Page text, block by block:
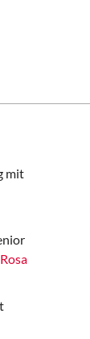
mit
Rosa